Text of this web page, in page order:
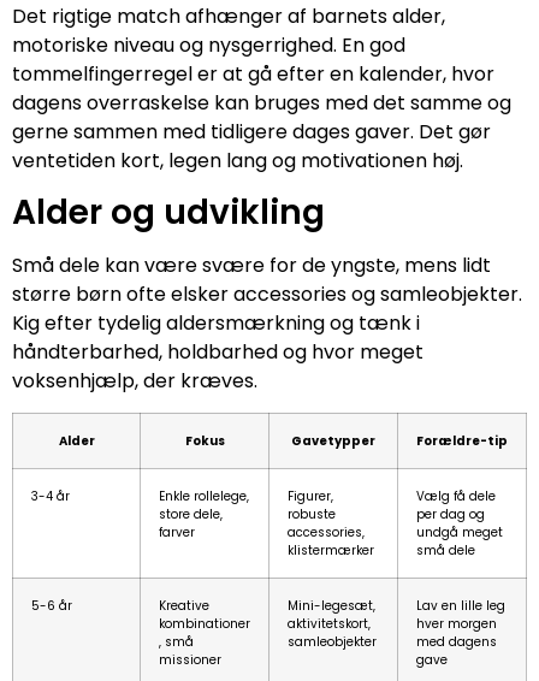
Det rigtige match afhænger af barnets alder,
motoriske niveau og nysgerrighed. En god
tommelfingerregel er at gå efter en kalender, hvor
dagens overraskelse kan bruges med det samme og
gerne sammen med tidligere dages gaver. Det gør
ventetiden kort, legen lang og motivationen høj.
Alder og udvikling
Små dele kan være svære for de yngste, mens lidt
større børn ofte elsker accessories og samleobjekter.
Kig efter tydelig aldersmærkning og tænk i
håndterbarhed, holdbarhed og hvor meget
voksenhjælp, der kræves.
Alder Fokus Gavetypper Forældre-tip
3-4 år
Enkle rollelege,
store dele,
farver
Figurer,
robuste
accessories,
klistermærker
Vælg få dele
per dag og
undgå meget
små dele
5-6 år
Kreative
kombinationer
, små
missioner
Mini-legesæt,
aktivitetskort,
samleobjekter
Lav en lille leg
hver morgen
med dagens
gave